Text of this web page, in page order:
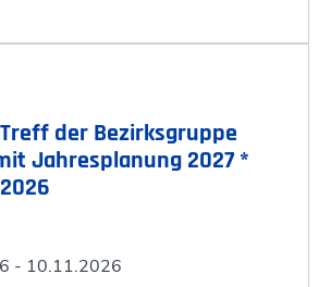
Treff der Bezirksgruppe
Jahresplanung 2027 *
- 10.11.2026